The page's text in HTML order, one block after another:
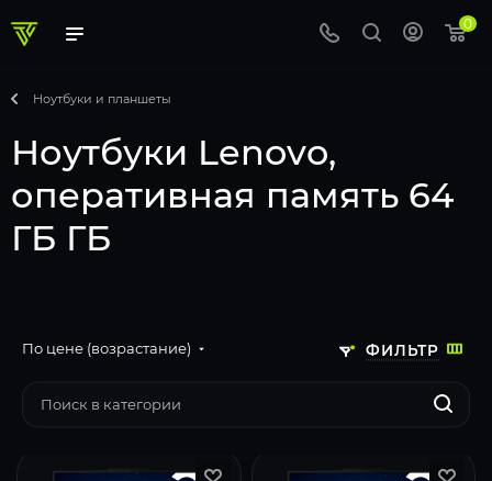
0
Ноутбуки и планшеты
Ноутбуки Lenovo,
оперативная память 64
ГБ ГБ
ФИЛЬТР
По цене (возрастание)